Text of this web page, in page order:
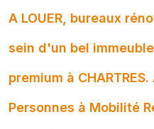
A LOUER, bureaux
sein d'un bel
premium à
Personnes à Mobilité